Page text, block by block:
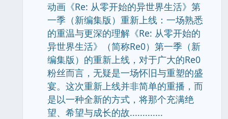
动画《Re: 从零开始的异世界生活》第
一季（新编集版）重新上线：一场熟悉
的重温与更深的理解《Re: 从零开始的
异世界生活》（简称Re0）第一季（新
编集版）的重新上线，对于广大的Re0
粉丝而言，无疑是一场怀旧与重塑的盛
宴。这次重新上线并非简单的重播，而
是以一种全新的方式，将那个充满绝
望、希望与成长的故.............